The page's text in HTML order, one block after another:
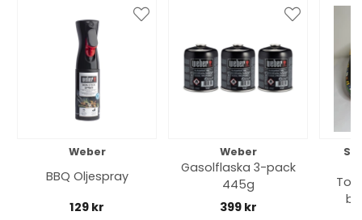
Weber
BBQ Oljespray
129 kr
Weber
Gasolflaska 3-pack
445g
399 kr